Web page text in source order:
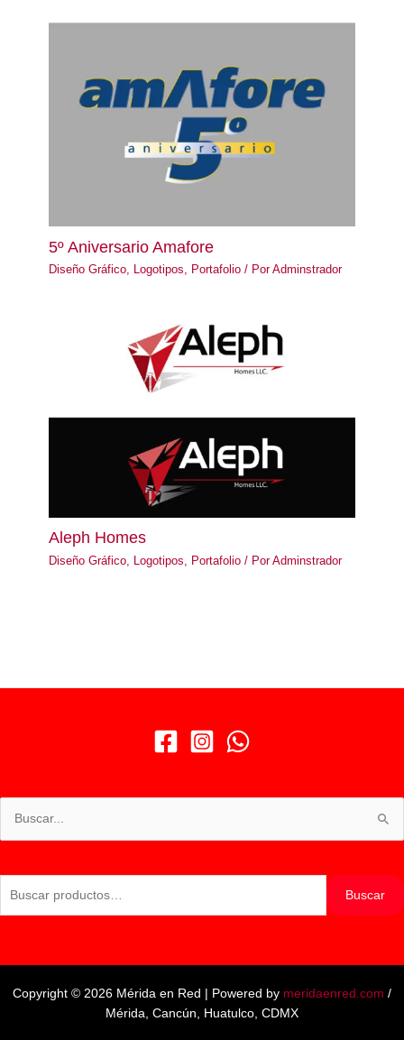
5º Aniversario Amafore
Diseño Gráfico Logotipos Portafolio / PorAdminstrador
Aleph Homes
Diseño Gráfico Logotipos Portafolio / PorAdminstrador
por:
por:
Buscar
Copyright © 2026 Mérida en Red | Powered by meridaenred.com /
Mérida, Cancún, Huatulco, CDMX